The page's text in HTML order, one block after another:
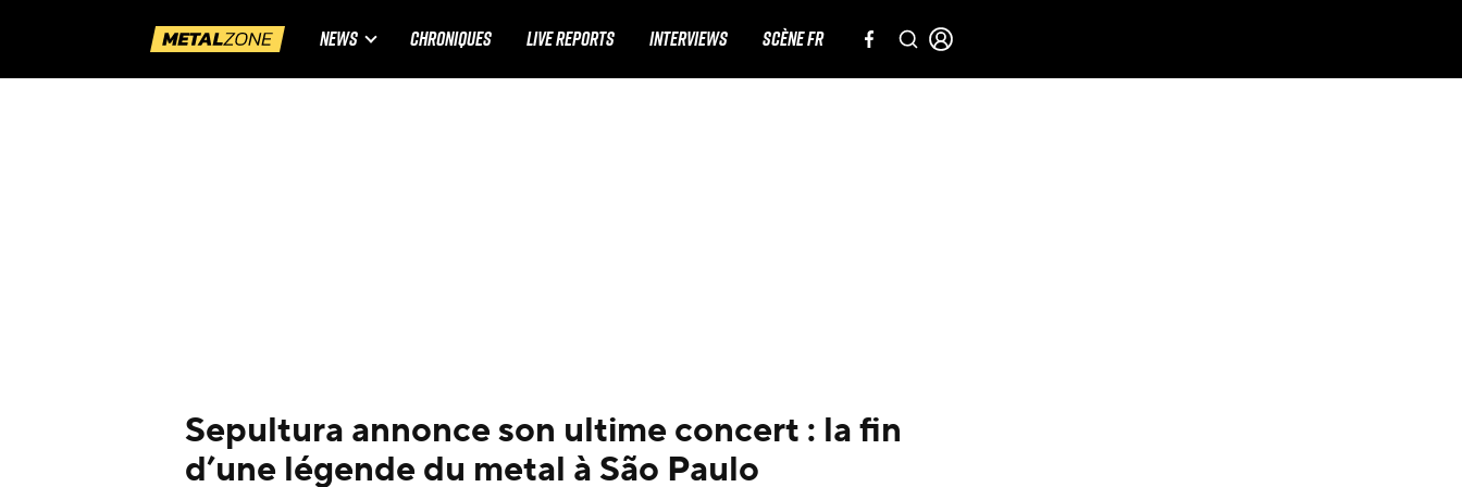
NEWS CHRONIQUES LIVE REPORTS INTERVIEWS SCÈNE FR
Sepultura annonce son ultime concert : la fin
d’une légende du metal à São Paulo